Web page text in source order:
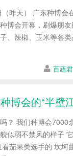
（昨天） 广东种博
博会开幕，刷爆朋
、辣椒、玉米等各
百蔬君
博会的“半壁
？ 我们种博会7000
似弱不禁风的样子
茄果类选手的 坎坷